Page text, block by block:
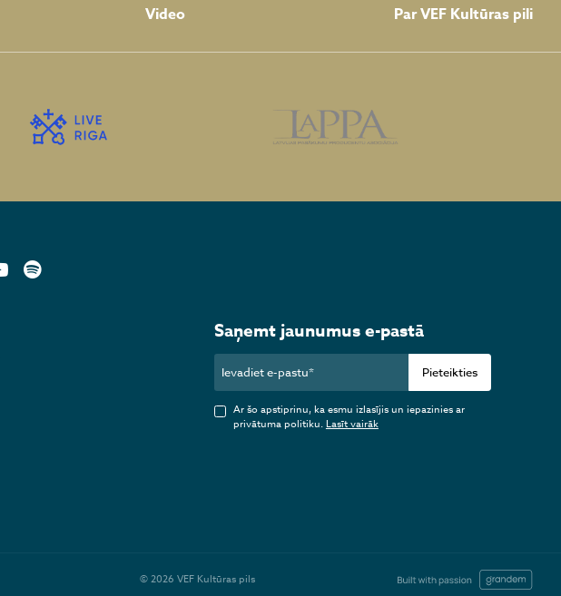
Video Par VEF Kultūras pili
Saņemt jaunumus e-pastā
Pieteikties
Ar šo apstiprinu, ka esmu izlasījis un iepazinies ar
privātuma politiku.Lasīt vairāk
© 2026 VEF Kultūras pils